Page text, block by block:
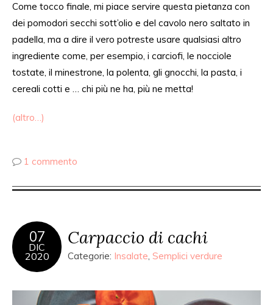
Come tocco finale, mi piace servire questa pietanza con
dei pomodori secchi sott’olio e del cavolo nero saltato in
padella, ma a dire il vero potreste usare qualsiasi altro
ingrediente come, per esempio, i carciofi, le nocciole
tostate, il minestrone, la polenta, gli gnocchi, la pasta, i
cereali cotti e … chi più ne ha, più ne metta!
(altro…)
1 commento
07
DIC
2020
Carpaccio di cachi
Categorie: Insalate, Semplici verdure